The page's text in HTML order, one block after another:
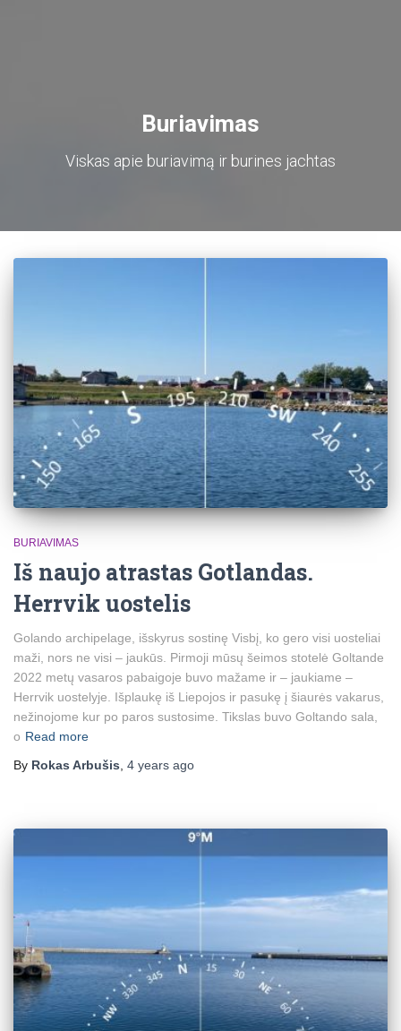
Buriavimas
Viskas apie buriavimą ir burines jachtas
BURIAVIMAS
Iš naujo atrastas Gotlandas.
Herrvik uostelis
Golando archipelage, išskyrus sostinę Visbį, ko gero visi uosteliai
maži, nors ne visi – jaukūs. Pirmoji mūsų šeimos stotelė Goltande
2022 metų vasaros pabaigoje buvo mažame ir – jaukiame –
Herrvik uostelyje. Išplaukę iš Liepojos ir pasukę į šiaurės vakarus,
nežinojome kur po paros sustosime. Tikslas buvo Goltando sala,
o Read more
By Rokas Arbušis 4 years ago